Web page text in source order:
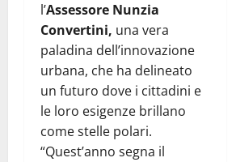
l’Assessore Nunzia
Convertini, una vera
paladina dell’innovazione
urbana, che ha delineato
un futuro dove i cittadini e
le loro esigenze brillano
come stelle polari.
“Quest’anno segna il